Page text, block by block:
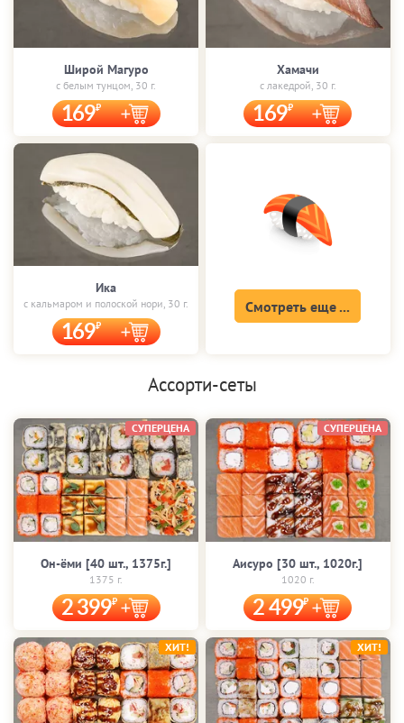
Широй Магуро
с белым тунцом, 30 г.
169
Хамачи
с лакедрой, 30 г.
169
Ика
с кальмаром и полоской нори, 30 г.
169
Смотреть еще ...
Ассорти-сеты
Он-ёми [40 шт., 1375г.]
1375 г.
2 399
СУПЕРЦЕНА
Аисуро [30 шт., 1020г.]
1020 г.
2 499
СУПЕРЦЕНА
ХИТ! ХИТ!